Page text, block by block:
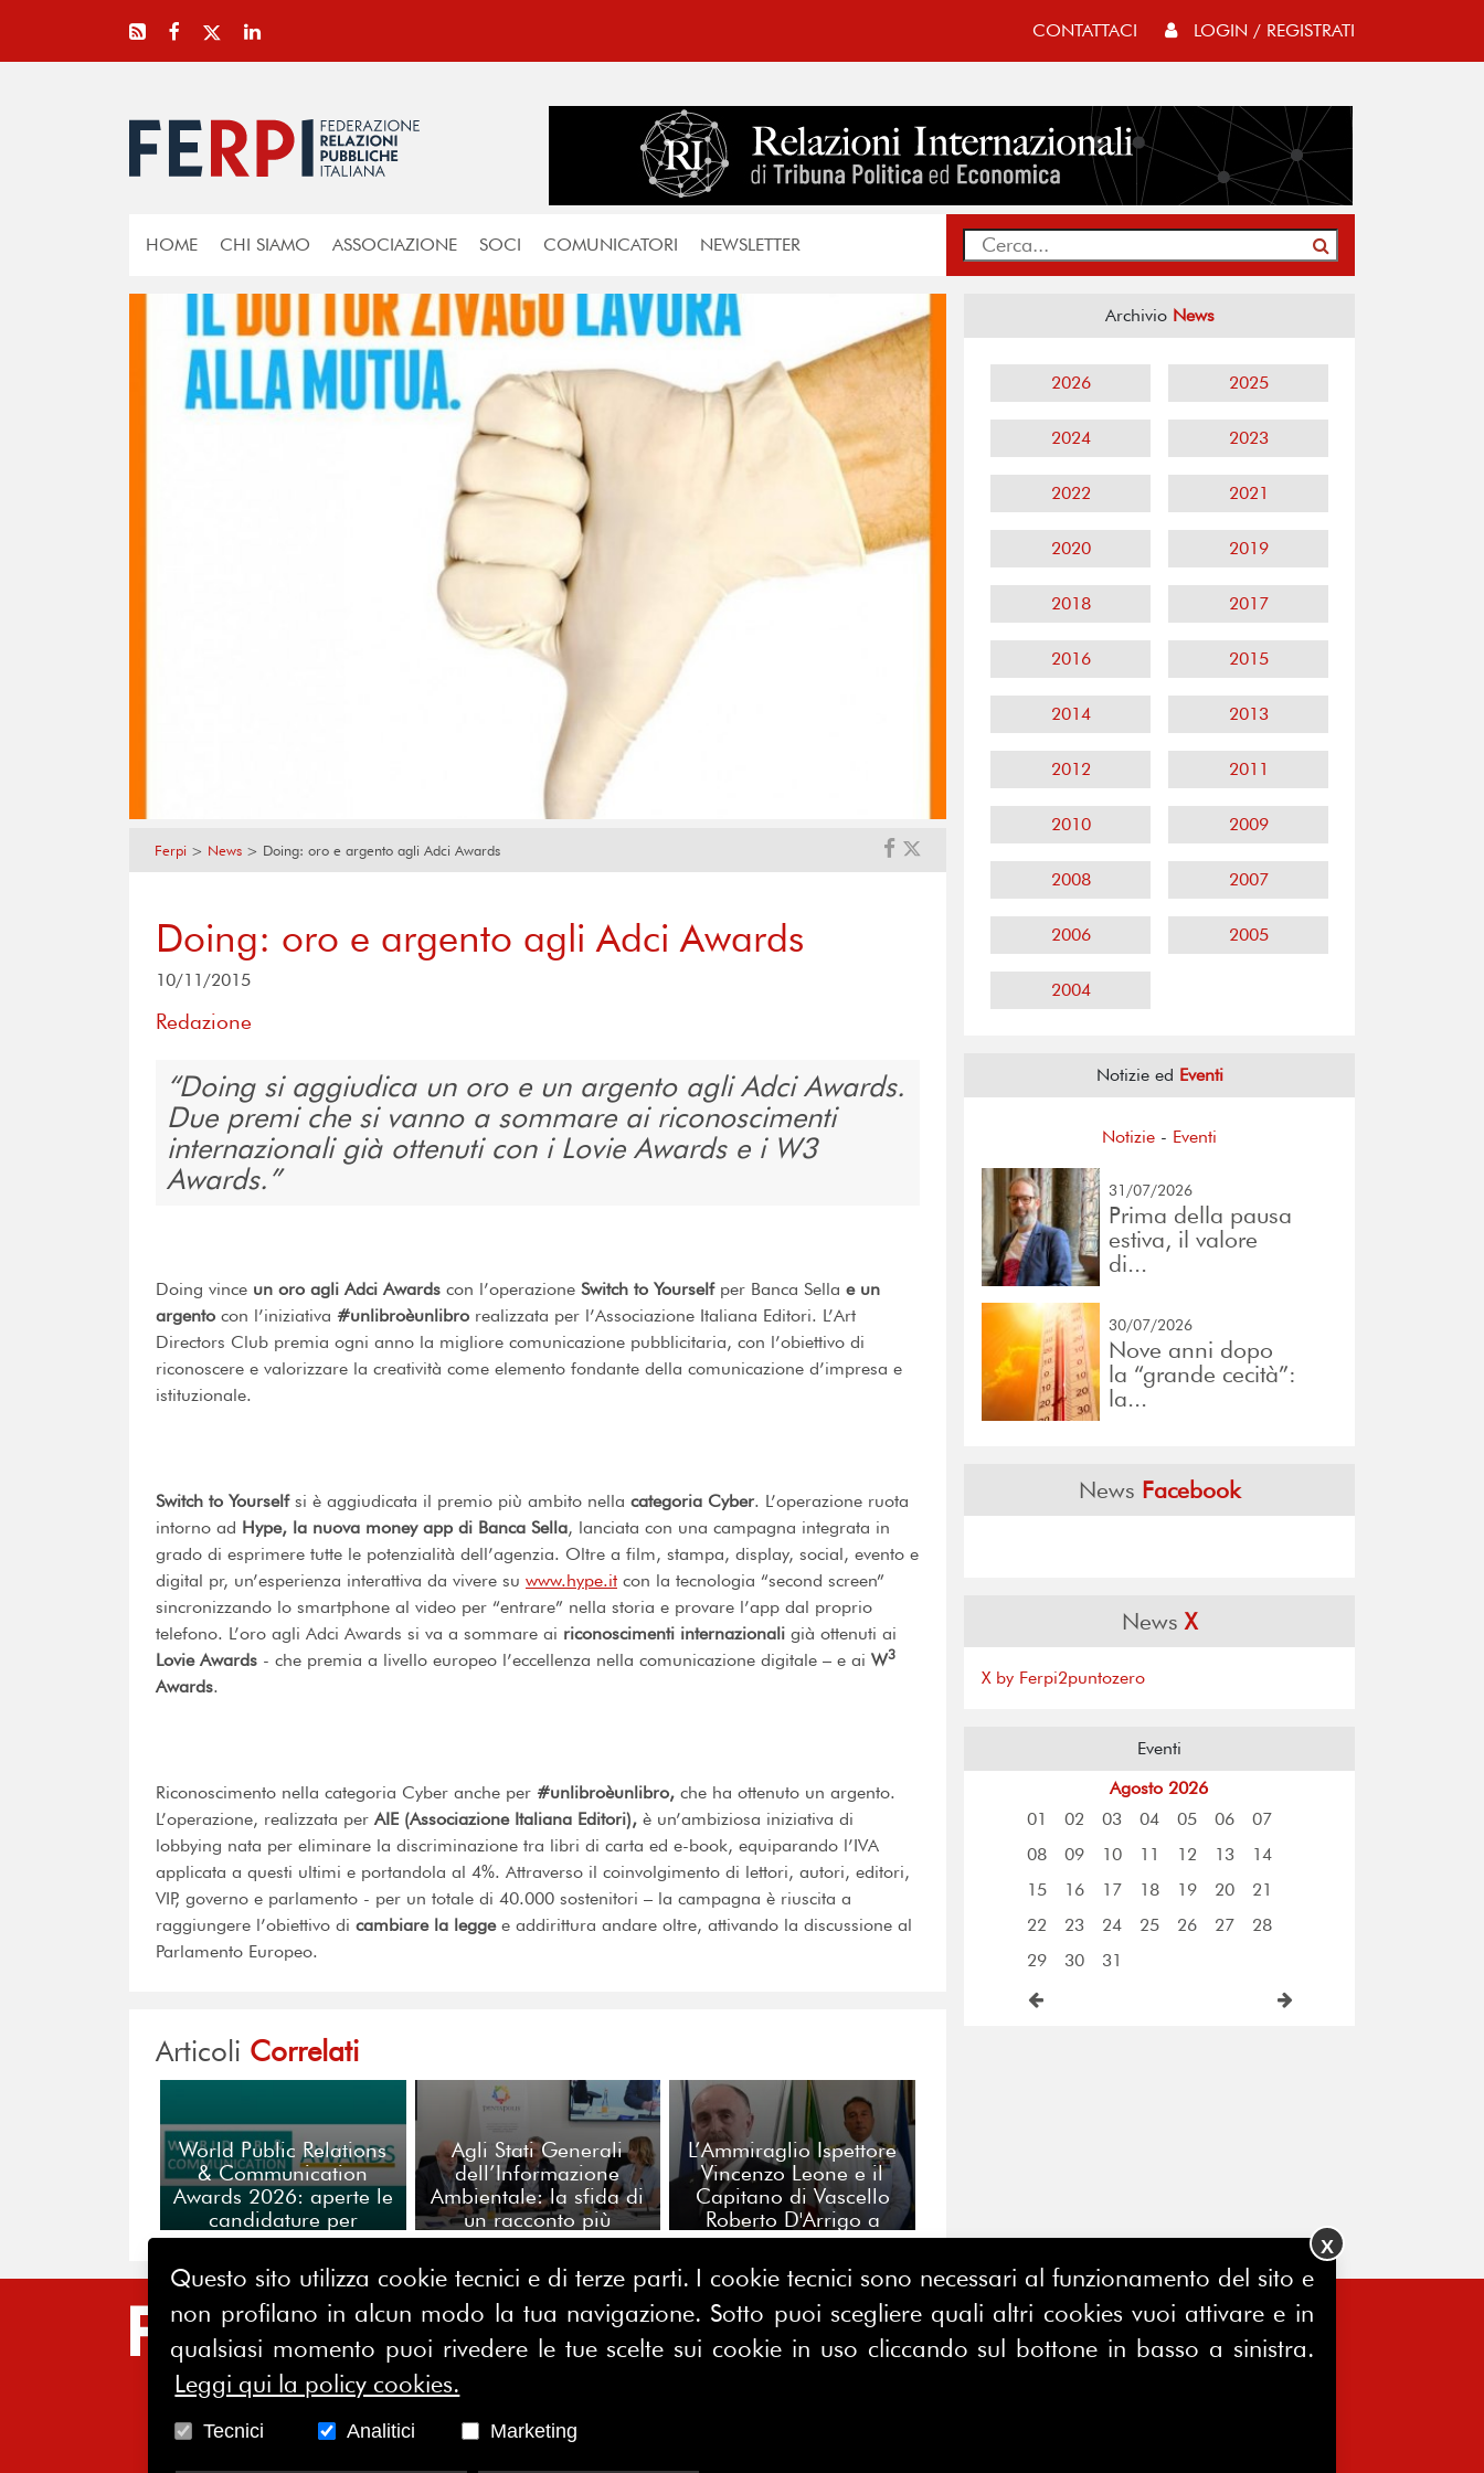
CONTATTACI LOGIN / REGISTRATI
HOME CHI SIAMO ASSOCIAZIONE SOCI COMUNICATORI NEWSLETTER
Ferpi > News > Doing: oro e argento agli Adci Awards
Doing: oro e argento agli Adci Awards
10/11/2015
Redazione
Doing si aggiudica un oro e un argento agli Adci Awards.
Due premi che si vanno a sommare ai riconoscimenti
internazionali già ottenuti con i Lovie Awards e i W3
Awards.
Doing vince un oro agli Adci Awards con l’operazione Switch to Yourselfper Banca Sella e un
argento con l’iniziativa #unlibroèunlibro realizzata per l’Associazione Italiana Editori. L’Art
Directors Club premia ogni anno la migliore comunicazione pubblicitaria, con l’obiettivo di
riconoscere e valorizzare la creatività come elemento fondante della comunicazione d’impresa e
istituzionale.
Switch to Yourselfsi è aggiudicata il premio più ambito nella categoria Cyber. L’operazione ruota
intorno ad Hype, la nuova money app di Banca Sella, lanciata con una campagna integrata in
grado di esprimere tutte le potenzialità dell’agenzia. Oltre a film, stampa, display, social, evento e
digital pr, un’esperienza interattiva da vivere su www.hype.it con la tecnologia “second screen”
sincronizzando lo smartphone al video per “entrare” nella storia e provare l’app dal proprio
telefono. L’oro agli Adci Awards si va a sommare ai riconoscimenti internazionali già ottenuti ai
Lovie Awards - che premia a livello europeo l’eccellenza nella comunicazione digitale – e ai W3
Awards.
Riconoscimento nella categoria Cyber anche per #unlibroèunlibro, che ha ottenuto un argento.
L’operazione, realizzata per AIE (Associazione Italiana Editori), è un’ambiziosa iniziativa di
lobbying nata per eliminare la discriminazione tra libri di carta ed e-book, equiparando l’IVA
applicata a questi ultimi e portandola al 4%. Attraverso il coinvolgimento di lettori, autori, editori,
VIP, governo e parlamento - per un totale di 40.000 sostenitori – la campagna è riuscita a
raggiungere l’obiettivo di cambiare la legge e addirittura andare oltre, attivando la discussione al
Parlamento Europeo.
Articoli Correlati
World Public Relations
& Communication
Awards 2026: aperte le
candidature per
l’eccellenza globale
della comunicazione
Agli Stati Generali
dell’Informazione
Ambientale: la sfida di
un racconto più
credibile tra fiducia e
competitività.
L’Ammiraglio Ispettore
Vincenzo Leone e il
Capitano di Vascello
Roberto D'Arrigo a
InspiringPR 2026.
Archivio News
2026 2025
2024 2023
2022 2021
2020 2019
2018 2017
2016 2015
2014 2013
2012 2011
2010 2009
2008 2007
2006 2005
2004
Notizie ed Eventi
Notizie - Eventi
31/07/2026
Prima della pausa
estiva, il valore
di...
30/07/2026
Nove anni dopo
la “grande cecità”:
la...
News Facebook
NewsX
X by Ferpi2puntozero
Eventi
Agosto 2026
01
02 03 04 05 06
07
08
09 10 11 12 13
14
15
16 17 18 19 20
21
22
23 24 25 26 27
28
29
30 31
SITE MAP
HOME
ASSOCIAZIONE
CONTATTACI
FERPI - Federazione Relazioni
FERPINews
Questo sito utilizza cookie tecnici e di terze parti. I cookie tecnici sono necessari al funzionamento del sito e
non profilano in alcun modo la tua navigazione. Sotto puoi scegliere quali altri cookies vuoi attivare e in
qualsiasi momento puoi rivedere le tue scelte sui cookie in uso cliccando sul bottone in basso a sinistra.
Leggi qui la policy cookies.
Tecnici Analitici Marketing
X